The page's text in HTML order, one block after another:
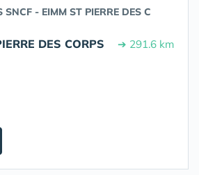
SNCF - EIMM ST PIERRE DES C
DES CORPS ➔ 291.6 km